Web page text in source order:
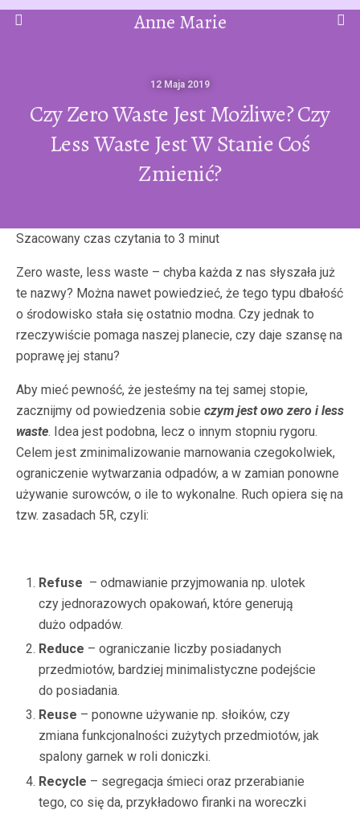
Anne Marie
12 Maja 2019
Czy Zero Waste Jest Możliwe? Czy
Less Waste Jest W Stanie Coś
Zmienić?
Zero waste, less waste – chyba każda z nas słyszała już
te nazwy? Można nawet powiedzieć, że tego typu dbałość
o środowisko stała się ostatnio modna. Czy jednak to
rzeczywiście pomaga naszej planecie, czy daje szansę na
poprawę jej stanu?
Aby mieć pewność, że jesteśmy na tej samej stopie,
zacznijmy od powiedzenia sobie czym jest owo zero i less
waste. Idea jest podobna, lecz o innym stopniu rygoru.
Celem jest zminimalizowanie marnowania czegokolwiek,
ograniczenie wytwarzania odpadów, a w zamian ponowne
używanie surowców, o ile to wykonalne. Ruch opiera się na
tzw. zasadach 5R, czyli:
Refuse – odmawianie przyjmowania np. ulotek
czy jednorazowych opakowań, które generują
dużo odpadów.
Reduce – ograniczanie liczby posiadanych
przedmiotów, bardziej minimalistyczne podejście
do posiadania.
Reuse – ponowne używanie np. słoików, czy
zmiana funkcjonalności zużytych przedmiotów, jak
spalony garnek w roli doniczki.
Recycle – segregacja śmieci oraz przerabianie
tego, co się da, przykładowo firanki na woreczki